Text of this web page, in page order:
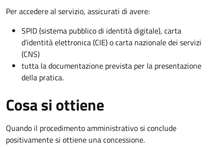
Per accedere al servizio, assicurati di avere:
SPID (sistema pubblico di identità digitale), carta
d’identità elettronica (CIE) o carta nazionale dei servizi
(CNS)
tutta la documentazione prevista per la presentazione
della pratica.
Cosa si ottiene
Quando il procedimento amministrativo si conclude
positivamente si ottiene una concessione.